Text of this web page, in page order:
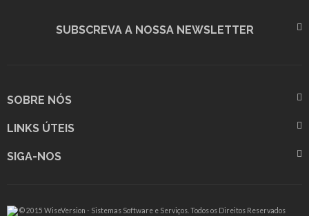
SUBSCREVA A NOSSA NEWSLETTER
SOBRE NÓS
LINKS ÚTEIS
SIGA-NOS
© 2015 WiseVersion - Sistemas Software e Serviços. Todos os Direitos Reservados